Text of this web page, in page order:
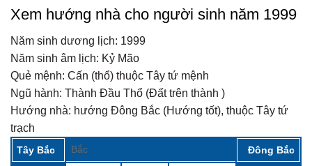
Xem hướng nhà cho người sinh năm 1999
Năm sinh dương lịch: 1999
Năm sinh âm lịch: Kỷ Mão
Quẻ mệnh: Cấn (thổ) thuộc Tây tứ mệnh
Ngũ hành: Thành Đầu Thổ (Đất trên thành )
Hướng nhà: hướng Đông Bắc (Hướng tốt), thuộc Tây tứ
trạch
Tây Bắc Bắc Đông Bắc